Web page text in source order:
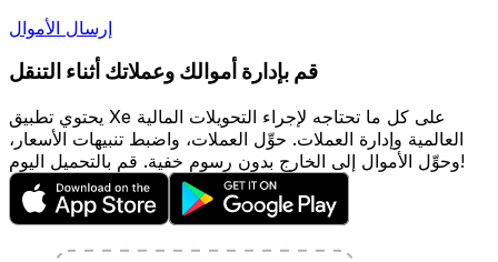
إرسال الأموال
قم بإدارة أموالك وعملاتك أثناء التنقل
يحتوي تطبيق Xe على كل ما تحتاجه لإجراء التحويلات المالية
العالمية وإدارة العملات. حوِّل العملات، واضبط تنبيهات الأسعار،
وحوِّل الأموال إلى الخارج بدون رسوم خفية. قم بالتحميل اليوم!